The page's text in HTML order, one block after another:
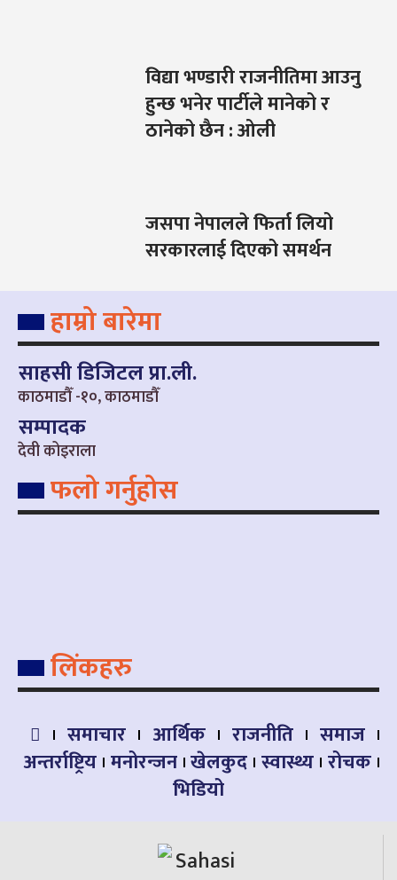
विद्या भण्डारी राजनीतिमा आउनु
हुन्छ भनेर पार्टीले मानेको र
ठानेको छैन : ओली
जसपा नेपालले फिर्ता लियो
सरकारलाई दिएको समर्थन
हाम्रो बारेमा
साहसी डिजिटल प्रा.ली.
काठमाडौँ -१०, काठमाडौँ
सम्पादक
देवी कोइराला
फलो गर्नुहोस
लिंकहरु
समाचार आर्थिक राजनीति
समाज
अन्तर्राष्ट्रिय मनोरन्जन खेलकुद स्वास्थ्य रोचक
भिडियो